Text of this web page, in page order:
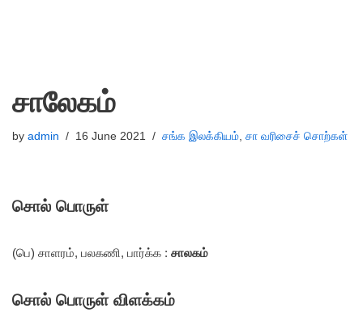
சாலேகம்
by admin 16 June 2021 சங்க இலக்கியம், சா வரிசைச் சொற்கள்
சொல் பொருள்
(பெ) சாளரம், பலகணி, பார்க்க : சாலகம்
சொல் பொருள் விளக்கம்